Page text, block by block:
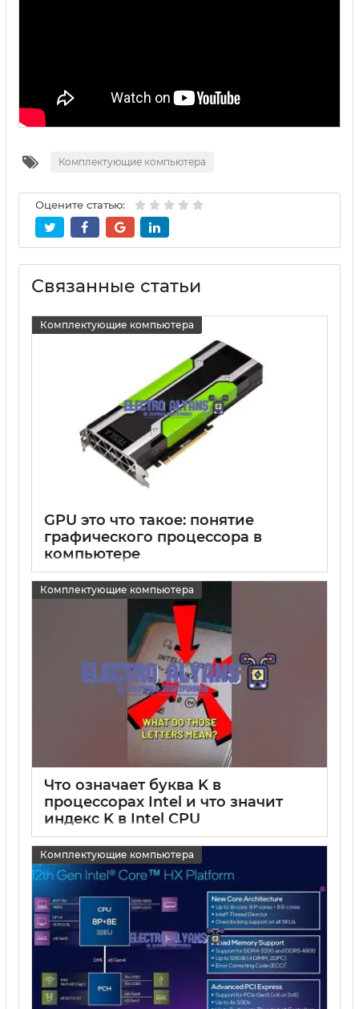
Комплектующие компьютера
Оцените статью:
Связанные статьи
Комплектующие компьютера
GPU это что такое: понятие
графического процессора в
компьютере
Комплектующие компьютера
Что означает буква K в
процессорах Intel и что значит
индекс K в Intel CPU
Комплектующие компьютера